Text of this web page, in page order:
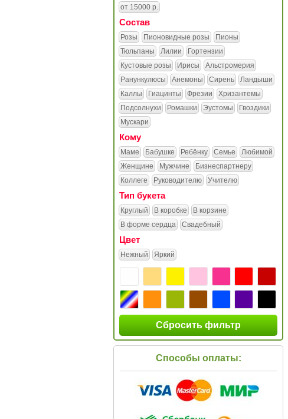
от 15000 р.
Состав
Розы Пионовидные розы
Пионы
Тюльпаны
Лилии
Гортензии
Кустовые розы
Ирисы
Альстромерия
Ранункулюсы
Анемоны Сирень
Ландыши
Каллы
Гиацинты Фрезии
Хризантемы
Подсолнухи
Ромашки Эустомы
Гвоздики
Мускари
Кому
Маме Бабушке Ребёнку Семье
Любимой
Женщине
Мужчине
Бизнеспартнеру
Коллеге
Руководителю Учителю
Тип букета
Круглый В коробке
В корзине
В форме сердца
Свадебный
Цвет
Нежный Яркий
Сбросить фильтр
Способы оплаты: